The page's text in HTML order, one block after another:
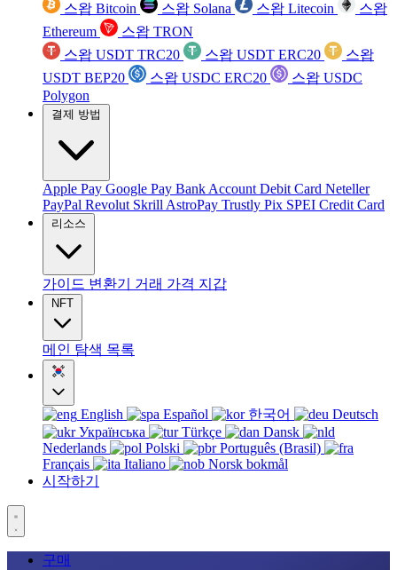
스왑 Bitcoin 스왑 Solana 스왑 Litecoin
스왑
Ethereum
스왑 TRON
스왑 USDT TRC20
스왑 USDT ERC20
스왑
USDT BEP20
스왑 USDC ERC20
스왑 USDC
Polygon
결제 방법
Apple Pay Google Pay Bank Account Debit Card Neteller
PayPal Revolut Skrill AstroPay Trustly Pix SPEI Credit Card
리소스
가이드 변환기 거래 가격 지갑
NFT
메인 탐색 목록
English Español 한국어
Deutsch
Українська
Türkçe
Dansk
Nederlands
Polski
Português (Brasil)
Français
Italiano
Norsk bokmål
시작하기
구매